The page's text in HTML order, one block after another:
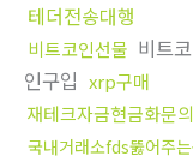
테더전송대행
비트코인선물 비트
인구입 xrp구매
재테크자금현금화문의
국내거래소fds뚫어주